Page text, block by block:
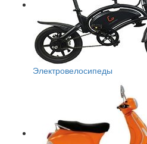
Электровелосипеды